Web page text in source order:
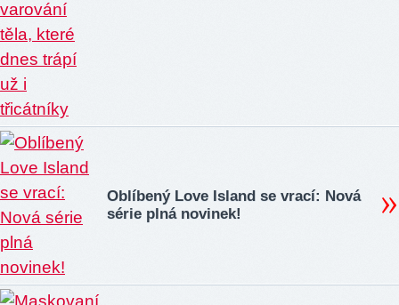
Oblíbený Love Island se vrací: Nová
série plná novinek!